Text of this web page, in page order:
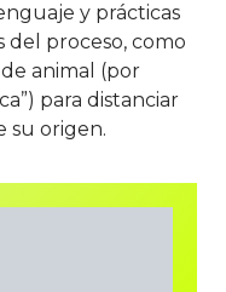
y prácticas
proceso, como
animal (por
para distanciar
su origen.